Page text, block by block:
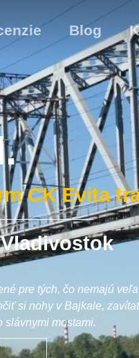
Blog
CK Evita
pre tých, čo nemajú veľa
si nohy v Bajkale,
slávnymi mostami.